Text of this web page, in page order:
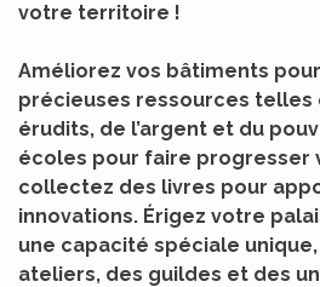
votre territoire !
Améliorez vos bâtiments
précieuses ressources telles
érudits, de l’argent et du
écoles pour faire progresser
collectez des livres pour
innovations. Érigez votre
une capacité spéciale
ateliers, des guildes et des